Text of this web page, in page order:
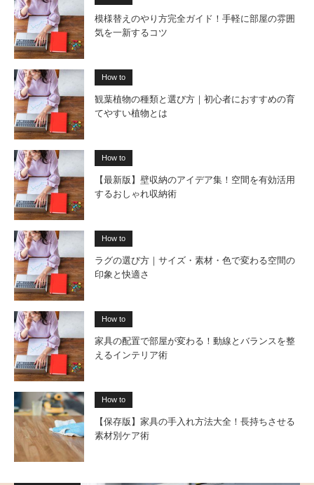
模様替えのやり方完全ガイド！手軽に部屋の雰囲
気を一新するコツ
How to
観葉植物の種類と選び方｜初心者におすすめの育
てやすい植物とは
How to
【最新版】壁収納のアイデア集！空間を有効活用
するおしゃれ収納術
How to
ラグの選び方｜サイズ・素材・色で変わる空間の
印象と快適さ
How to
家具の配置で部屋が変わる！動線とバランスを整
えるインテリア術
How to
【保存版】家具の手入れ方法大全！長持ちさせる
素材別ケア術